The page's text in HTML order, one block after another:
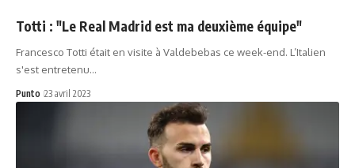
Totti : "Le Real Madrid est ma deuxième équipe"
Francesco Totti était en visite à Valdebebas ce week-end. L’Italien
s'est entretenu…
Punto 23 avril 2023